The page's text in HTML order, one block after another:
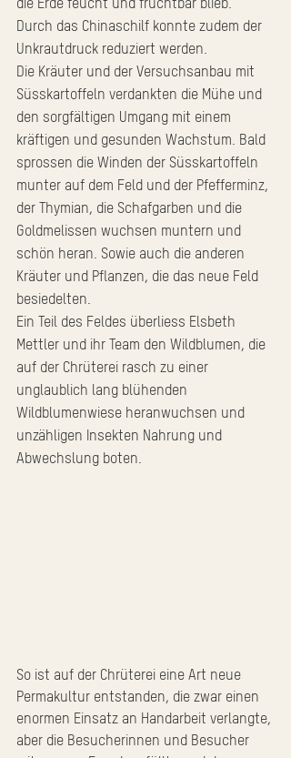
Durch das Chinaschilf konnte zudem der
Unkrautdruck reduziert werden.
Die Kräuter und der Versuchsanbau mit
Süsskartoffeln verdankten die Mühe und
den sorgfältigen Umgang mit einem
kräftigen und gesunden Wachstum. Bald
sprossen die Winden der Süsskartoffeln
munter auf dem Feld und der Pfefferminz,
der Thymian, die Schafgarben und die
Goldmelissen wuchsen muntern und
schön heran. Sowie auch die anderen
Kräuter und Pflanzen, die das neue Feld
besiedelten.
Ein Teil des Feldes überliess Elsbeth
Mettler und ihr Team den Wildblumen, die
auf der Chrüterei rasch zu einer
unglaublich lang blühenden
Wildblumenwiese heranwuchsen und
unzähligen Insekten Nahrung und
Abwechslung boten.
So ist auf der Chrüterei eine Art neue
Permakultur entstanden, die zwar einen
enormen Einsatz an Handarbeit verlangte,
aber die Besucherinnen und Besucher